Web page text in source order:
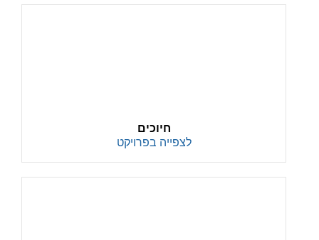
חיוכים
לצפייה בפרויקט